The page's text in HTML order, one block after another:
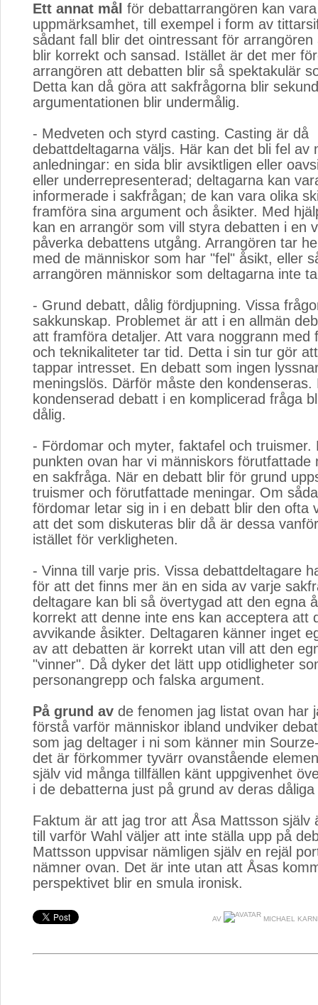
Ett annat mål för debattarrangören kan vara
uppmärksamhet, till exempel i form av
sådant fall blir det ointressant för
blir korrekt och sansad. Istället är det mer
arrangören att debatten blir så spektakulär
Detta kan då göra att sakfrågorna blir
argumentationen blir undermålig.
- Medveten och styrd casting. Casting är då
debattdeltagarna väljs. Här kan det bli fel av
anledningar: en sida blir avsiktligen eller
eller underrepresenterad; deltagarna kan
informerade i sakfrågan; de kan vara olika
framföra sina argument och åsikter. Med
kan en arrangör som vill styra debatten i en
påverka debattens utgång. Arrangören tar
med de människor som har "fel" åsikt, eller
arrangören människor som deltagarna inte
- Grund debatt, dålig fördjupning. Vissa
sakkunskap. Problemet är att i en allmän
att framföra detaljer. Att vara noggrann med
och teknikaliteter tar tid. Detta i sin tur gör
tappar intresset. En debatt som ingen
meningslös. Därför måste den kondenseras.
kondenserad debatt i en komplicerad fråga
dålig.
- Fördomar och myter, faktafel och truismer.
punkten ovan har vi människors förutfattade
en sakfråga. När en debatt blir för grund
truismer och förutfattade meningar. Om
fördomar letar sig in i en debatt blir den ofta
att det som diskuteras blir då är dessa
istället för verkligheten.
- Vinna till varje pris. Vissa debattdeltagare
för att det finns mer än en sida av varje
deltagare kan bli så övertygad att den egna
korrekt att denne inte ens kan acceptera att
avvikande åsikter. Deltagaren känner inget
av att debatten är korrekt utan vill att den
"vinner". Då dyker det lätt upp otidligheter
personangrepp och falska argument.
På grund av de fenomen jag listat ovan har
förstå varför människor ibland undviker
som jag deltager i ni som känner min
det är förkommer tyvärr ovanstående
själv vid många tillfällen känt uppgivenhet
i de debatterna just på grund av deras
Faktum är att jag tror att Åsa Mattsson själv
till varför Wahl väljer att inte ställa upp på
Mattsson uppvisar nämligen själv en rejäl
nämner ovan. Det är inte utan att Åsas
perspektivet blir en smula ironisk.
AV MICHAEL